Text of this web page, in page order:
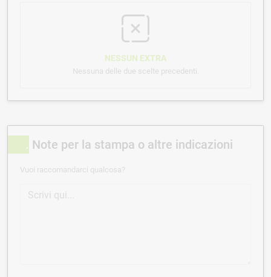
NESSUN EXTRA
Nessuna delle due scelte precedenti.
Note per la stampa o altre indicazioni
Vuoi raccomandarci qualcosa?